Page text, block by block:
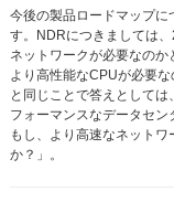
今後の製品ロードマップ
す。NDRにつきましては
ネットワークが必要なの
より高性能なCPUが必要
と同じことで答えとして
フォーマンスなデータセ
もし、より高速なネット
か？」。